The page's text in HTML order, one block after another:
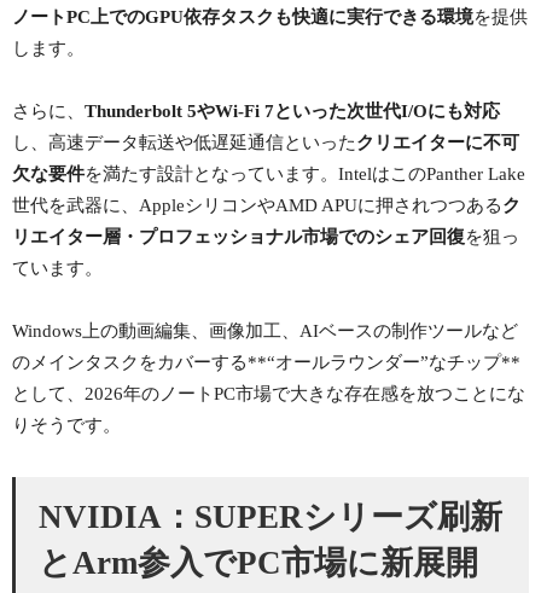
ノートPC上でのGPU依存タスクも快適に実行できる環境を提供
します。
さらに、 Thunderbolt 5やWi-Fi 7といった次世代I/Oにも対応
し、高速データ転送や低遅延通信といったクリエイターに不可
欠な要件を満たす設計となっています。IntelはこのPanther Lake
世代を武器に、AppleシリコンやAMD APUに押されつつあるク
リエイター層・プロフェッショナル市場でのシェア回復を狙っ
ています。
Windows上の動画編集、画像加工、AIベースの制作ツールなど
のメインタスクをカバーする**“オールラウンダー”なチップ**
として、2026年のノートPC市場で大きな存在感を放つことにな
りそうです。
NVIDIA：SUPERシリーズ刷新
とArm参入でPC市場に新展開